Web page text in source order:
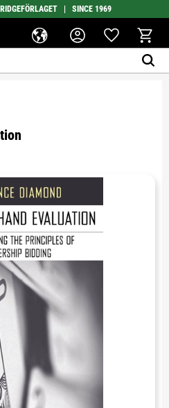
| SINCE 1969
Favorites
Basket